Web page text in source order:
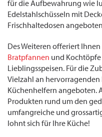
für die Aufbewahrung wie
Edelstahlschüsseln mit
Frischhaltedosen
Des Weiteren offeriert
Bratpfannen und
Lieblingsspeisen. Für die
Vielzahl an hervorragenden
Küchenhelfern angeboten.
Produkten rund um den
umfangreiche und
lohnt sich für Ihre Küche!